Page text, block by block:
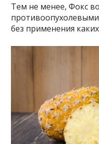
Тем не менее, Фокс
без применения